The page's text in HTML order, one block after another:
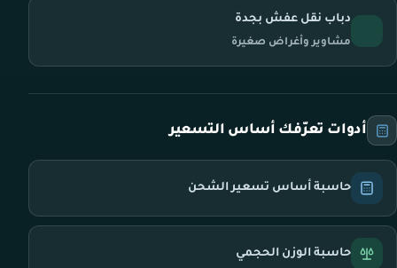
دباب نقل عفش بجدة
مشاوير وأغراض صغيرة
أدوات تعرّفك أساس التسعير
حاسبة أساس تسعير الشحن
حاسبة الوزن الحجمي